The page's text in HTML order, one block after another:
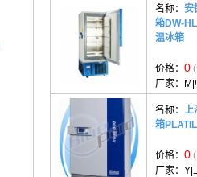
名称： 安
箱DW-
温冰箱
价格： 0
厂家： M|
名称： 上
箱
价格： 0
厂家： Y|